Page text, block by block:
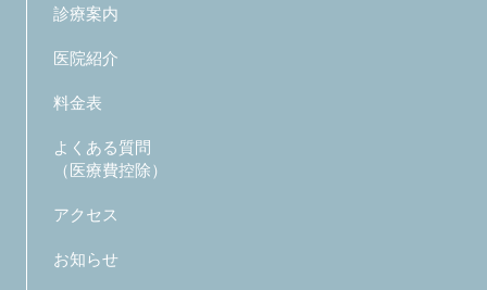
診療案内
医院紹介
料金表
よくある質問
（医療費控除）
アクセス
お知らせ